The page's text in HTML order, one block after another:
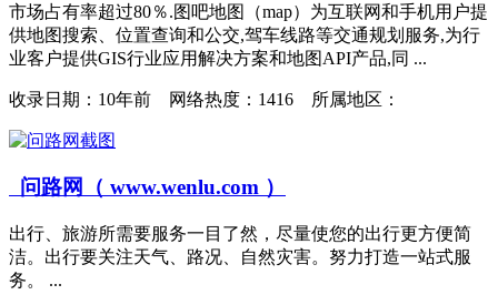
市场占有率超过80％.图吧地图（map）为互联网和手机用户提
供地图搜索、位置查询和公交,驾车线路等交通规划服务,为行
业客户提供GIS行业应用解决方案和地图API产品,同 ...
收录日期： 10年前 网络热度：1416 所属地区：
问路网（ www.wenlu.com ）
出行、旅游所需要服务一目了然，尽量使您的出行更方便简
洁。出行要关注天气、路况、自然灾害。努力打造一站式服
务。 ...